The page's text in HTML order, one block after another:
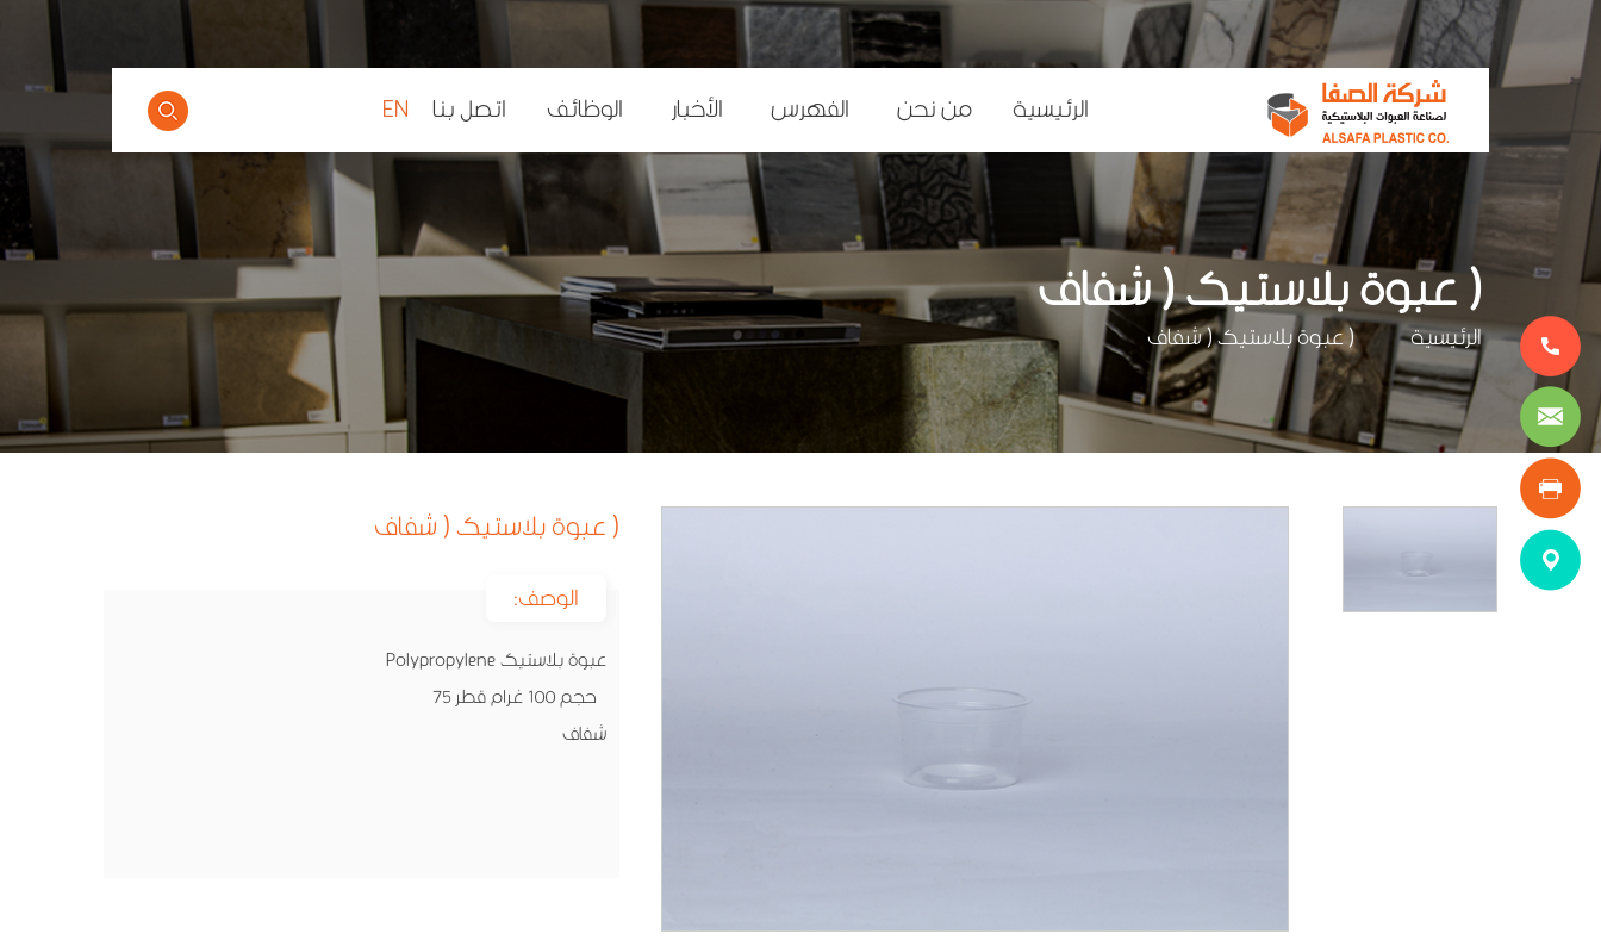
main
menu
الرئيسية من نحن الفهرس الأخبار الوظائف اتصل بنا EN
( عبوة بلاستيك ( شفاف
مسار
التنقل
الرئيسية ( عبوة بلاستيك ( شفاف
( عبوة بلاستيك ( شفاف
الوصف:
عبوة بلاستيك Polypropylene
حجم 100 غرام قطر 75
شفاف